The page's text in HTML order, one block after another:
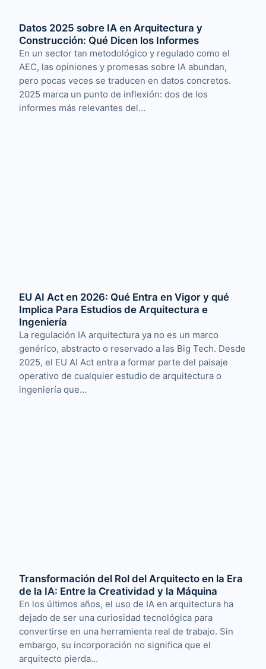
Datos 2025 sobre IA en Arquitectura y
Construcción: Qué Dicen los Informes
En un sector tan metodológico y regulado como el
AEC, las opiniones y promesas sobre IA abundan,
pero pocas veces se traducen en datos concretos.
2025 marca un punto de inflexión: dos de los
informes más relevantes del…
EU AI Act en 2026: Qué Entra en Vigor y qué
Implica Para Estudios de Arquitectura e
Ingeniería
La regulación IA arquitectura ya no es un marco
genérico, abstracto o reservado a las Big Tech. Desde
2025, el EU AI Act entra a formar parte del paisaje
operativo de cualquier estudio de arquitectura o
ingeniería que…
Transformación del Rol del Arquitecto en la Era
de la IA: Entre la Creatividad y la Máquina
En los últimos años, el uso de IA en arquitectura ha
dejado de ser una curiosidad tecnológica para
convertirse en una herramienta real de trabajo. Sin
embargo, su incorporación no significa que el
arquitecto pierda…